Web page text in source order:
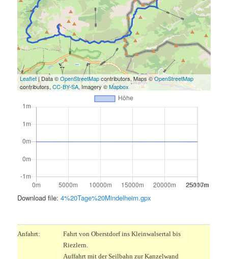
Leaflet| Data ©OpenStreetMapcontributors, Maps ©OpenStreetMap
contributors,CC-BY-SA, Imagery ©Mapbox
Download file:4%20Tage%20Mindelheim.gpx
Anfahrt:
Fahrt von Oberstdorf ins Kleinwalsertal bis
Riezlern.
Auffahrt mit der Seilbahn zur Kanzelwand